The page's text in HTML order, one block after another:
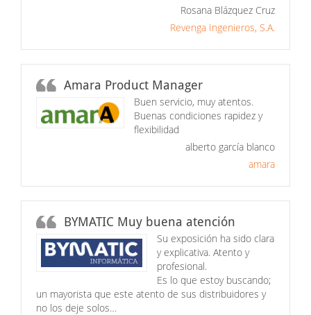
Rosana Blázquez Cruz
Revenga Ingenieros, S.A.
Amara Product Manager
Buen servicio, muy atentos.
Buenas condiciones rapidez y
flexibilidad
alberto garcía blanco
amara
BYMATIC Muy buena atención
Su exposición ha sido clara
y explicativa. Atento y
profesional.
Es lo que estoy buscando;
un mayorista que este atento de sus distribuidores y
no los deje solos…